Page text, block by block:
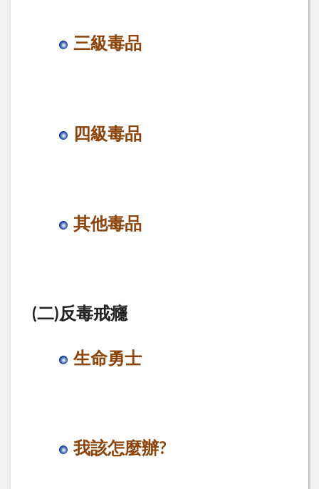
三級毒品
四級毒品
其他毒品
(二)反毒戒癮
生命勇士
我該怎麼辦?